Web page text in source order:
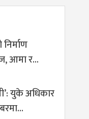
आमा र…
युके अधिकार